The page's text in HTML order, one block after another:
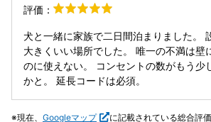
評価：
犬と一緒に家族で二日間泊まりました。
大きくいい場所でした。 唯一の不満は壁にUSBポートがある
のに使えない。 コンセントの数がもう少
かと。 延長コードは必須。
現在、 Googleマップ
に記載されている総合評